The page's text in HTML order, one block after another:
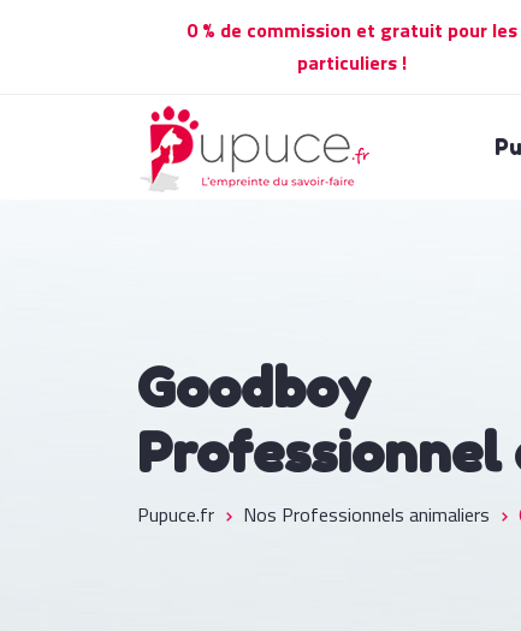
0 % de commission et gratuit pour les
particuliers !
Goodboy
Professionnel
Pupuce.fr Nos Professionnels animaliers